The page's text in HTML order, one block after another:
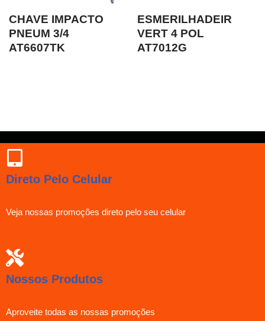
CHAVE IMPACTO
PNEUM 3/4
AT6607TK
ESMERILHADEIR
VERT 4 POL
AT7012G
Direto Pelo Celular
Veja nossas promoções direto pelo seu celular
Nossos Produtos
Aproveite todas as nossas promoções